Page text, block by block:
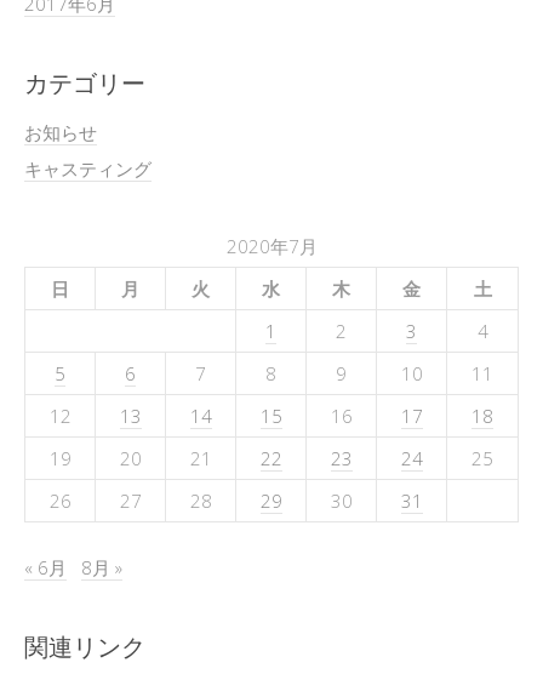
カテゴリー
お知らせ
キャスティング
2020年7月
日
月 火 水 木 金
土
1
2 3
4
5
6 7 8 9 10
11
12
13 14 15 16 17
18
19
20 21 22 23 24
25
26
27 28 29 30 31
« 6月 8月 »
関連リンク